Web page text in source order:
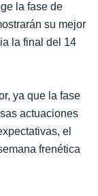
la fase de
su mejor
la final del 14
ya que la fase
actuaciones
el
frenética